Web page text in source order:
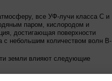
все УФ-лучи класса C и
паром, кислородом и
достигающая поверхности
с небольшим количеством волн В-
земли влияют следующие
тем сильнее уровень УФ-